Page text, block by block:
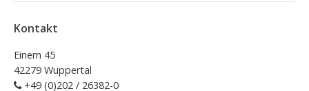
Kontakt
Einern 45
42279 Wuppertal
+49 (0)202 / 26382-0